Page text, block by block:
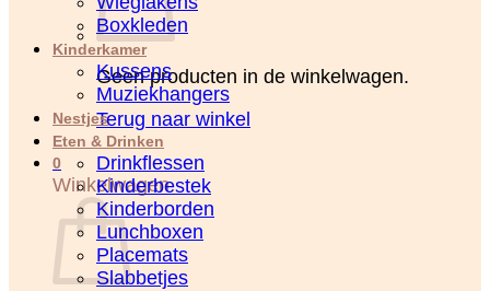
Geen producten in de winkelwagen.
Terug naar winkel
0
Winkelwagen
Boxkleden
Kinderkamer
Kussens
Muziekhangers
Nestjes
Eten & Drinken
Drinkflessen
Kinderbestek
Kinderborden
Lunchboxen
Placemats
Slabbetjes